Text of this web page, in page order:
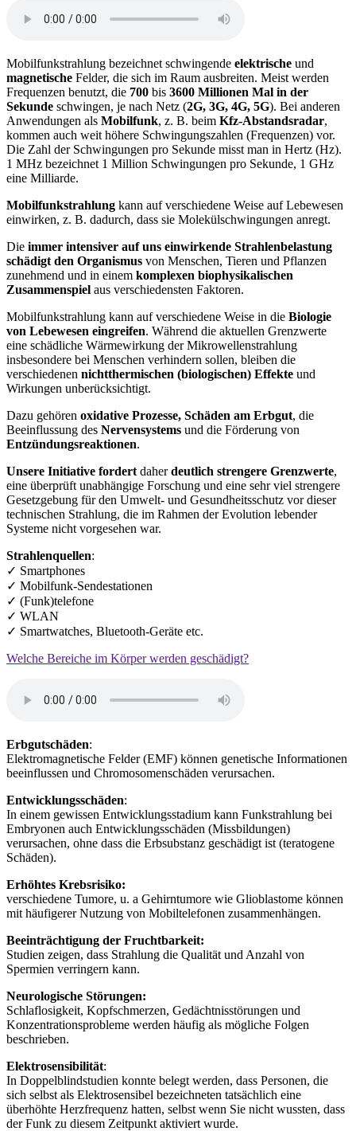
Mobilfunkstrahlung bezeichnet schwingende elektrische und
magnetische Felder, die sich im Raum ausbreiten. Meist werden
Frequenzen benutzt, die 700 bis 3600 Millionen Mal in der
Sekunde schwingen, je nach Netz (2G, 3G, 4G, 5G). Bei anderen
Anwendungen als Mobilfunk, z. B. beim Kfz-Abstandsradar,
kommen auch weit höhere Schwingungszahlen (Frequenzen) vor.
Die Zahl der Schwingungen pro Sekunde misst man in Hertz (Hz).
1 MHz bezeichnet 1 Million Schwingungen pro Sekunde, 1 GHz
eine Milliarde.
Mobilfunkstrahlung kann auf verschiedene Weise auf Lebewesen
einwirken, z. B. dadurch, dass sie Molekülschwingungen anregt.
Die immer intensiver auf uns einwirkende Strahlenbelastung
schädigt den Organismus von Menschen, Tieren und Pflanzen
zunehmend und in einem komplexen biophysikalischen
Zusammenspiel aus verschiedensten Faktoren.
Mobilfunkstrahlung kann auf verschiedene Weise in die Biologie
von Lebewesen eingreifen. Während die aktuellen Grenzwerte
eine schädliche Wärmewirkung der Mikrowellenstrahlung
insbesondere bei Menschen verhindern sollen, bleiben die
verschiedenen nichtthermischen (biologischen) Effekte und
Wirkungen unberücksichtigt.
Dazu gehören oxidative Prozesse, Schäden am Erbgut, die
Beeinflussung des Nervensystems und die Förderung von
Entzündungsreaktionen.
Unsere Initiative fordert daherdeutlich strengere Grenzwerte,
eine überprüft unabhängige Forschung und eine sehr viel strengere
Gesetzgebung für den Umwelt- und Gesundheitsschutz vor dieser
technischen Strahlung, die im Rahmen der Evolution lebender
Systeme nicht vorgesehen war.
Strahlenquellen:
✓ Smartphones
✓ Mobilfunk-Sendestationen
✓ (Funk)telefone
✓ WLAN
✓ Smartwatches, Bluetooth-Geräte etc.
Welche Bereiche im Körper werden geschädigt?
Erbgutschäden:
Elektromagnetische Felder (EMF) können genetische Informationen
beeinflussen und Chromosomenschäden verursachen.
Entwicklungsschäden:
In einem gewissen Entwicklungsstadium kann Funkstrahlung bei
Embryonen auch Entwicklungsschäden (Missbildungen)
verursachen, ohne dass die Erbsubstanz geschädigt ist (teratogene
Schäden).
Erhöhtes Krebsrisiko:
verschiedene Tumore, u. a Gehirntumore wie Glioblastome können
mit häufigerer Nutzung von Mobiltelefonen zusammenhängen.
Beeinträchtigung der Fruchtbarkeit:
Studien zeigen, dass Strahlung die Qualität und Anzahl von
Spermien verringern kann.
Neurologische Störungen:
Schlaflosigkeit, Kopfschmerzen, Gedächtnisstörungen und
Konzentrationsprobleme werden häufig als mögliche Folgen
beschrieben.
Elektrosensibilität:
In Doppelblindstudien konnte belegt werden, dass Personen, die
sich selbst als Elektrosensibel bezeichneten tatsächlich eine
überhöhte Herzfrequenz hatten, selbst wenn Sie nicht wussten, dass
der Funk zu diesem Zeitpunkt aktiviert wurde.